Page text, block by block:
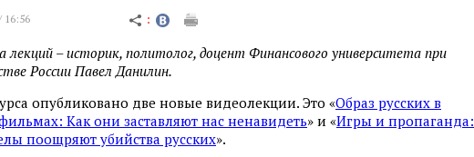
16:56
лекций – историк, политолог, доцент Финансового университета при
России Павел Данилин.
опубликовано две новые видеолекции. Это «Образ русских в
Как они заставляют нас ненавидеть» и «Игры и пропаганда:
поощряют убийства русских».